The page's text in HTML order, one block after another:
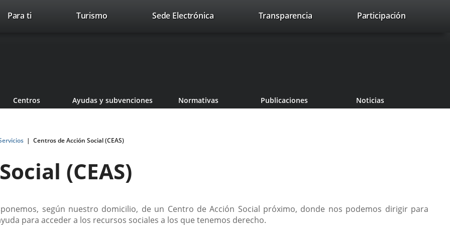
Trabaja con nosotros Contacto avaHeaderSocial
EnlaceEnlaceEnlaceRecherche
Para ti TurismoEste
Sede ElectrónicaEnlace
Transparencia Participación
Centros Ayudas y subvenciones Normativas Publicaciones Noticias
Centros de Acción Social (CEAS)
(CEAS)
según nuestro domicilio, de un Centro de Acción Social próximo, donde nos podemos dirigir para
para acceder a los recursos sociales a los que tenemos derecho.